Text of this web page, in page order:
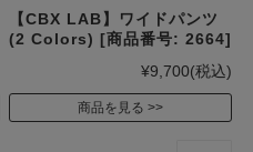
【CBX LAB】ワイドパンツ
(2 Colors) [商品番号: 2664]
¥9,700(税込)
商品を見る